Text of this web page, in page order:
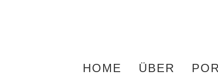
HOME ÜBER